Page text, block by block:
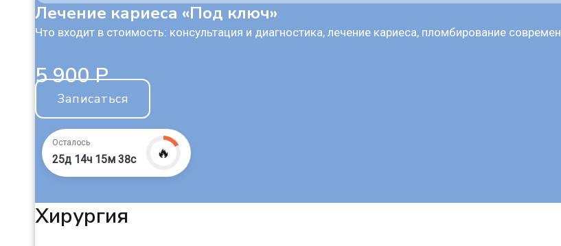
Лечение кариеса «Под ключ»
Что входит в стоимость: консультация и диагностика, лечение кариеса, пломбирование
5 900 Р
Записаться
Осталось
25д 14ч 15м 37с 🔥
Хирургия